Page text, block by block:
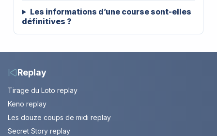
Les informations d’une course sont-elles
définitives ?
Replay
Tirage du Loto replay
Keno replay
Les douze coups de midi replay
Secret Story replay